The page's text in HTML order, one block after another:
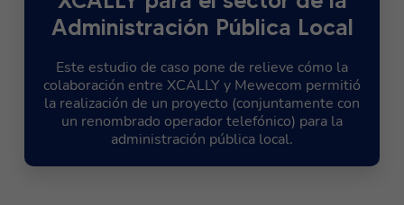
Administración Pública Local
Este estudio de caso pone de relieve cómo la
colaboración entre XCALLY y Mewecom permitió
la realización de un proyecto (conjuntamente con
un renombrado operador telefónico) para la
administración pública local.